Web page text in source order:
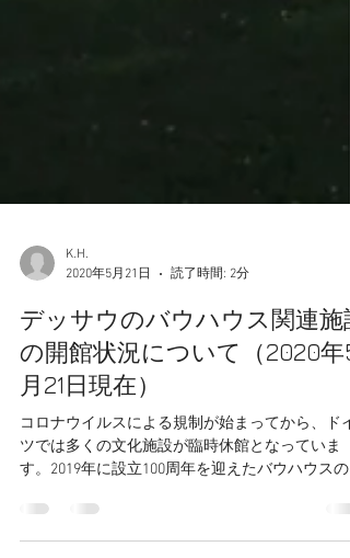
K.H.
2020年5月21日
読了時間: 2分
デッサウのバウハウス関連施
の開館状況について（2020年5
月21日現在）
コロナウイルスによる規制が始まってから、ドイ
ツでは多くの文化施設が臨時休館となっていま